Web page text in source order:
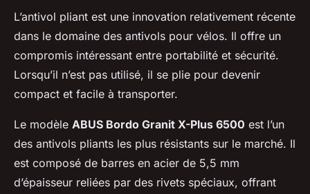
L’antivol pliant est une innovation relativement récente
dans le domaine des antivols pour vélos. Il offre un
compromis intéressant entre portabilité et sécurité.
Lorsqu’il n’est pas utilisé, il se plie pour devenir
compact et facile à transporter.
Le modèle ABUS Bordo Granit X-Plus 6500 est l’un
des antivols pliants les plus résistants sur le marché. Il
est composé de barres en acier de 5,5 mm
d’épaisseur reliées par des rivets spéciaux, offrant